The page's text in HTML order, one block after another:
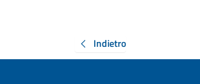
Indietro